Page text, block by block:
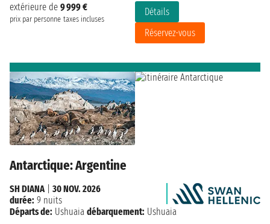
extérieure de 9 999 €
prix par personne taxes incluses
Détails
Réservez-vous
Antarctique: Argentine
SH DIANA| 30 NOV. 2026
durée: 9 nuits
Départs de: Ushuaia débarquement: Ushuaia